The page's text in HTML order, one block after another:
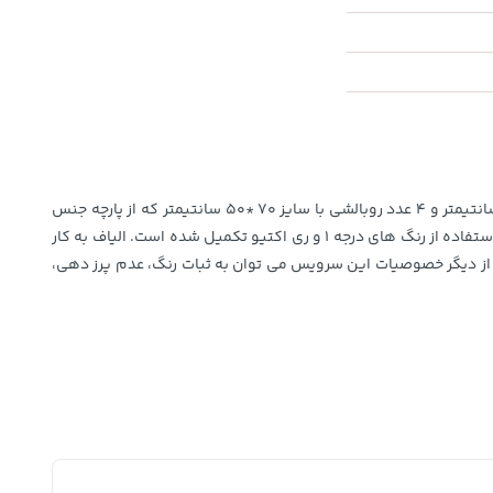
روتختی های دونفره ساتین پنبه کارینا متشکل از یک لحاف دونفره نواردوزی با سایز ۲۴۰*۲۲۰ سانتیمتر و یک ملحفه کشدار برای تشک ۲۰۰*۱۶۰ سانتیمتر و ۴ عدد روبالشی با سایز ۷۰ *۵۰ سانتیمتر که از پارچه جنس
ساتین پنبه ﻣﺮﻏﻮب دوخته شده است. این محصول از پارچه باکیفیت و ۱۰۰ درصد نخ پنبه تهیه شده و در یکی از معتبرترین شرکت های چاپ پارچه با استفاده از رنگ های درجه ۱ و ری اکتیو تکمیل شده است. الیاف به کار
گردیده است. از دیگر ﺧﺼﻮﺻﯿﺎت این سرویس می توان به ﺛﺒﺎت رﻧﮓ، ﻋﺪم ﭘﺮز دﻫﯽ،